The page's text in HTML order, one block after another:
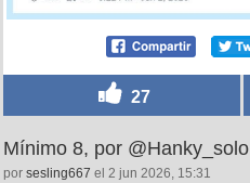
27
Mínimo 8, por @Hanky_solo
por sesling667 el 2 jun 2026, 15:31